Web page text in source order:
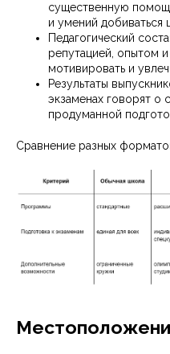
существенную
и умений добиваться
Педагогический
репутацией, опытом
мотивировать и
Результаты
экзаменах говорят о
продуманной
Сравнение разных